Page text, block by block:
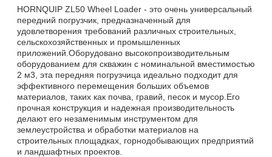
HORNQUIP ZL50 Wheel Loader - это очень универсальный
передний погрузчик, предназначенный для
удовлетворения требований различных строительных,
сельскохозяйственных и промышленных
приложений.Оборудовано высокопроизводительным
оборудованием для скважин с номинальной вместимостью
2 м3, эта передняя погрузчица идеально подходит для
эффективного перемещения больших объемов
материалов, таких как почва, гравий, песок и мусор.Его
прочная конструкция и надежная производительность
делают его незаменимым инструментом для
землеустройства и обработки материалов на
строительных площадках, горнодобывающих предприятий
и ландшафтных проектов.